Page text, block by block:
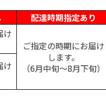
配達時期指定あり
け
ご指定の時期にお届け
します。
（6月中旬～8月下旬）
け